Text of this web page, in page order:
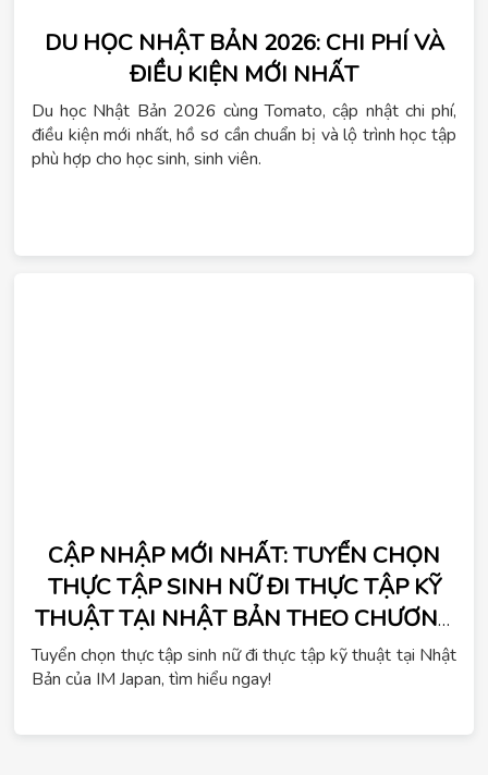
DU HỌC NHẬT BẢN 2026: CHI PHÍ VÀ
ĐIỀU KIỆN MỚI NHẤT
Du học Nhật Bản 2026 cùng Tomato, cập nhật chi phí,
điều kiện mới nhất, hồ sơ cần chuẩn bị và lộ trình học tập
phù hợp cho học sinh, sinh viên.
CẬP NHẬP MỚI NHẤT: TUYỂN CHỌN
THỰC TẬP SINH NỮ ĐI THỰC TẬP KỸ
THUẬT TẠI NHẬT BẢN THEO CHƯƠNG
TRÌNH IM JAPAN
Tuyển chọn thực tập sinh nữ đi thực tập kỹ thuật tại Nhật
Bản của IM Japan, tìm hiểu ngay!